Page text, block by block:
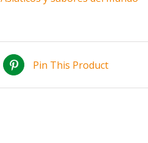
Pin This Product